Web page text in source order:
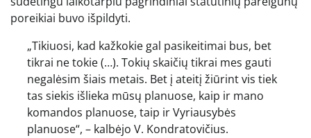
poreikiai buvo išpildyti.
„Tikiuosi, kad kažkokie gal pasikeitimai bus, bet
tikrai ne tokie (…). Tokių skaičių tikrai mes gauti
negalėsim šiais metais. Bet į ateitį žiūrint vis tiek
tas siekis išlieka mūsų planuose, kaip ir mano
komandos planuose, taip ir Vyriausybės
planuose“, – kalbėjo V. Kondratovičius.